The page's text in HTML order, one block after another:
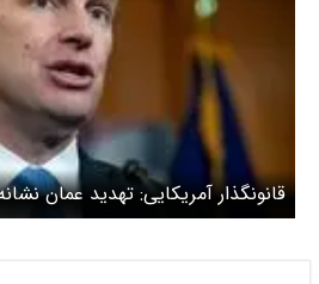
قانونگذار آمریکایی: تهدید عمان
ترامپ است